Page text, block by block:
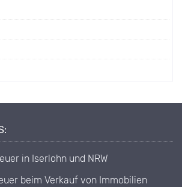
in Iserlohn und NRW
beim Verkauf von Immobilien